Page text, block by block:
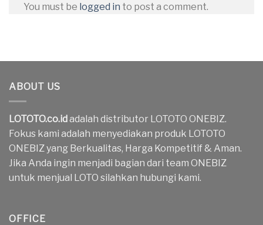
You must be logged in to post a comment.
ABOUT US
LOTOTO.co.idadalah distributor LOTOTO ONEBIZ.
Fokus kami adalah menyediakan produk LOTOTO
ONEBIZ yang Berkualitas, Harga Kompetitif & Aman.
Jika Anda ingin menjadi bagian dari team ONEBIZ
untuk menjual LOTO silahkan hubungi kami.
OFFICE